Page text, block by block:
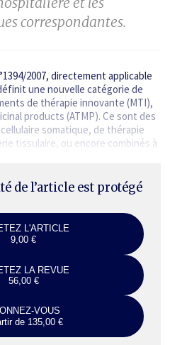
correspondantes.
2007, directement applicable
une nouvelle catégorie de
de thérapie innovante (MTI),
products (ATMP). Ce sont des
somatique, de thérapie
tissulaire, ou encore combinés à
de l’article est protégé
L'ARTICLE
9,00 €
LA REVUE
56,00 €
VOUS
de 135,00 €